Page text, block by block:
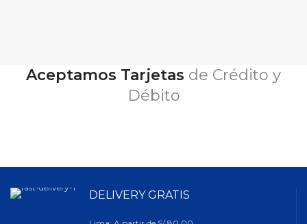
Aceptamos Tarjetas de Crédito y
Débito
DELIVERY GRATIS